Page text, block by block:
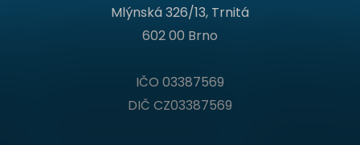
Mlýnská 326/13, Trnitá
602 00 Brno
IČO 03387569
DIČ CZ03387569